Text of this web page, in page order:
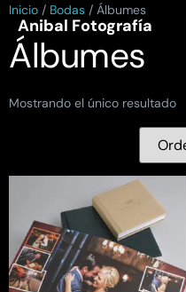
Anibal Fotografía
Inicio / Bodas / Álbumes
Álbumes
Mostrando el único resultado